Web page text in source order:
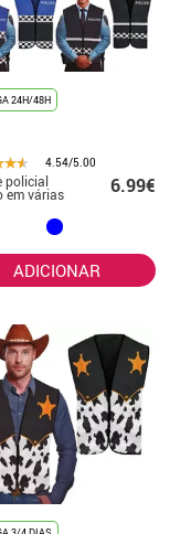
24H/48H
4.54/5.00
policial
em várias 6.99€
ADICIONAR